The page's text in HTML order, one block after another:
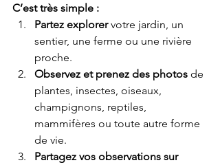
C’est très simple :
Partez explorer votre jardin, un
sentier, une ferme ou une rivière
proche.
Observez et prenez des photos de
plantes, insectes, oiseaux,
champignons, reptiles,
mammifères ou toute autre forme
de vie.
Partagez vos observations sur